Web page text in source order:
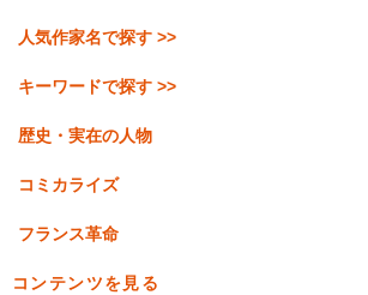
人気作家名で探す >>
キーワードで探す >>
歴史・実在の人物
コミカライズ
フランス革命
コンテンツを見る